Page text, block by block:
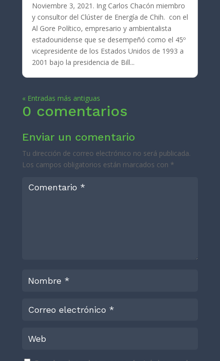
Noviembre 3, 2021. Ing Carlos Chacón miembro
y consultor del Clúster de Energía de Chih. con el
Al Gore Político, empresario y ambientalista
estadounidense que se desempeñó como el 45º
vicepresidente de los Estados Unidos de 1993 a
2001 bajo la presidencia de Bill...
« Entradas más antiguas
0 comentarios
Enviar un comentario
Tu dirección de correo electrónico no será publicada.
Los campos obligatorios están marcados con *